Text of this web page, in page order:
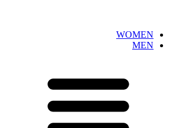
WOMEN
MEN